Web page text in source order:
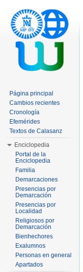
Página principal
Cambios recientes
Cronología
Efemérides
Textos de Calasanz
Enciclopedia
Portal de la
Enciclopedia
Familia
Demarcaciones
Presencias por
Demarcación
Presencias por
Localidad
Religiosos por
Demarcación
Bienhechores
Exalumnos
Personas en general
Apartados